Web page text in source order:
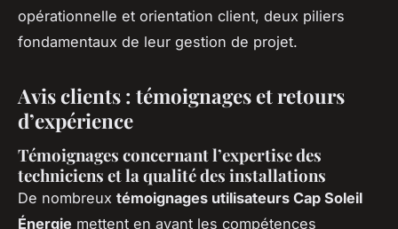
opérationnelle et orientation client, deux piliers
fondamentaux de leur gestion de projet.
Avis clients : témoignages et retours
d’expérience
Témoignages concernant l’expertise des
techniciens et la qualité des installations
De nombreux témoignages utilisateurs Cap Soleil
Énergie mettent en avant les compétences